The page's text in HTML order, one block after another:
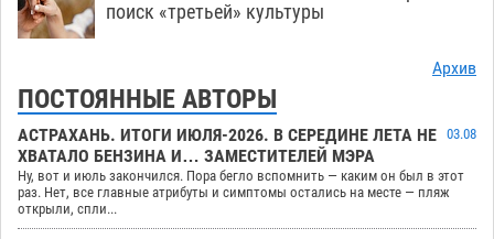
поиск «третьей» культуры
Архив
ПОСТОЯННЫЕ АВТОРЫ
АСТРАХАНЬ. ИТОГИ ИЮЛЯ-2026. В СЕРЕДИНЕ ЛЕТА НЕ
ХВАТАЛО БЕНЗИНА И… ЗАМЕСТИТЕЛЕЙ МЭРА
03.08
Ну, вот и июль закончился. Пора бегло вспомнить — каким он был в этот
раз. Нет, все главные атрибуты и симптомы остались на месте — пляж
открыли, спли...